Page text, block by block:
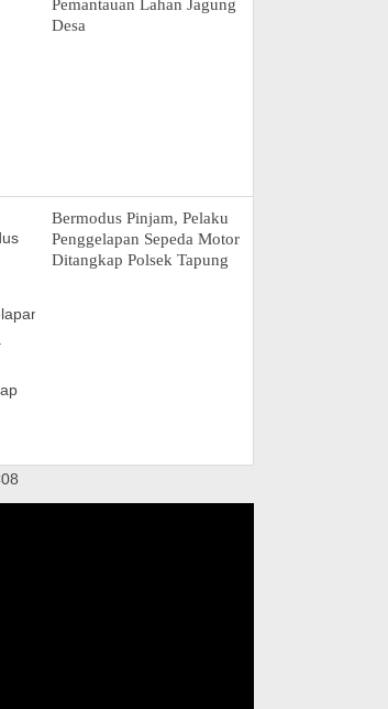
Pemantauan Lahan Jagung
Desa
Bermodus Pinjam, Pelaku
Penggelapan Sepeda Motor
Ditangkap Polsek Tapung